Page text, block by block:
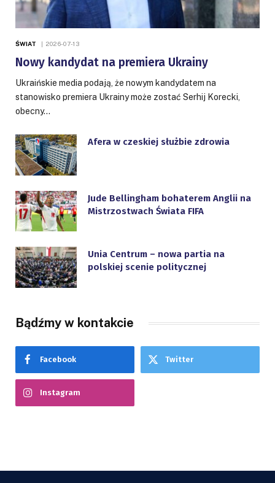
ŚWIAT 2026-07-13
Nowy kandydat na premiera Ukrainy
Ukraińskie media podają, że nowym kandydatem na
stanowisko premiera Ukrainy może zostać Serhij Korecki,
obecny…
Afera w czeskiej służbie zdrowia
Jude Bellingham bohaterem Anglii na
Mistrzostwach Świata FIFA
Unia Centrum – nowa partia na
polskiej scenie politycznej
Bądźmy w kontakcie
Facebook Twitter
Instagram